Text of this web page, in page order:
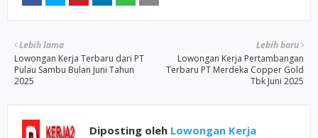
Lebih baru
Lowongan Kerja Pertambangan
Terbaru PT Merdeka Copper Gold
Tbk Juni 2025
Lebih lama
Lowongan Kerja Terbaru dari PT
Pulau Sambu Bulan Juni Tahun
2025
Diposting oleh Lowongan Kerja